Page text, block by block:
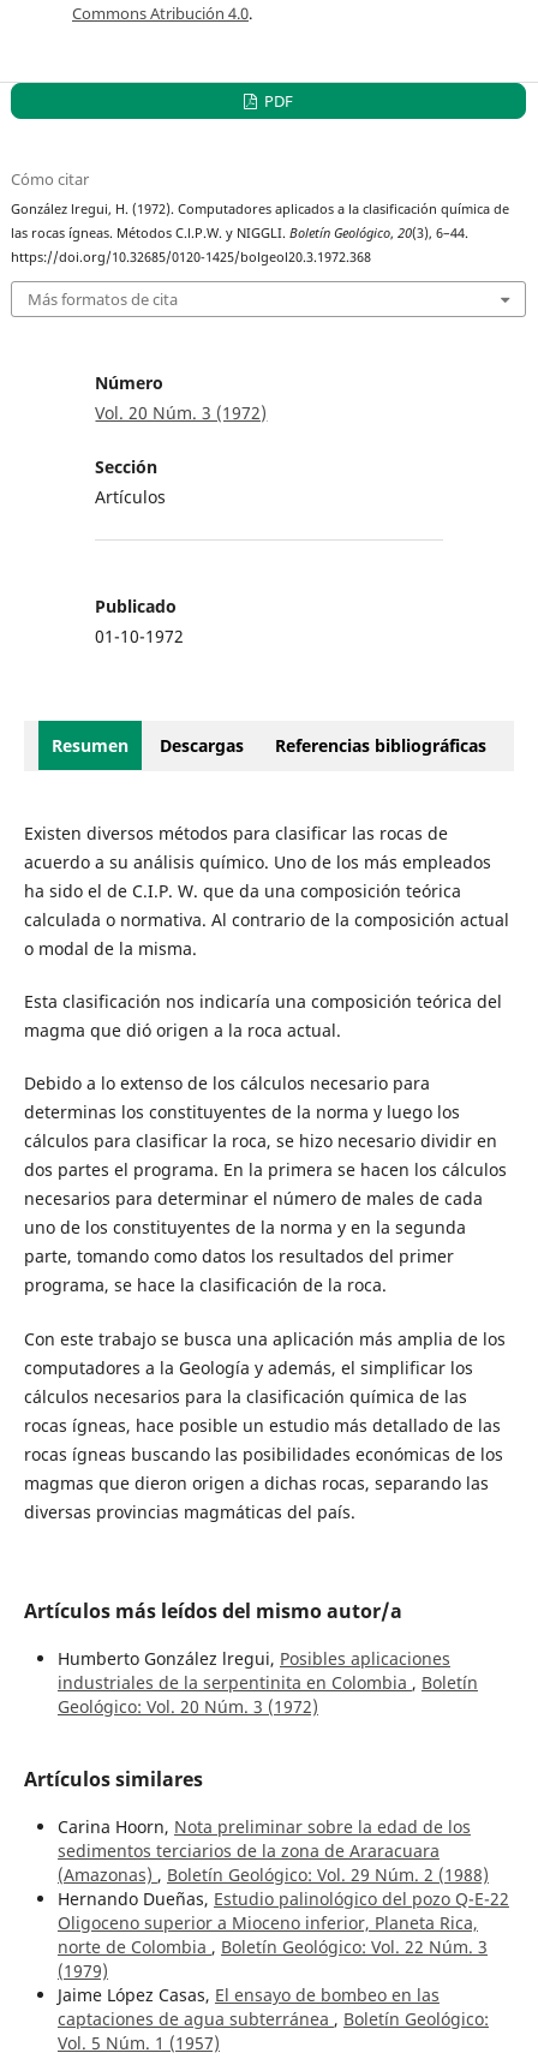
Commons Atribución 4.0.
PDF
Cómo citar
González lregui, H. (1972). Computadores aplicados a la clasificación química de
las rocas ígneas. Métodos C.l.P.W. y NIGGLI.Boletín Geológico,20(3), 6–44.
https://doi.org/10.32685/0120-1425/bolgeol20.3.1972.368
Más formatos de cita
Número
Vol. 20 Núm. 3 (1972)
Sección
Artículos
Publicado
01-10-1972
Resumen Descargas Referencias bibliográficas
Existen diversos métodos para clasificar las rocas de
acuerdo a su análisis químico. Uno de los más empleados
ha sido el de C.I.P. W. que da una composición teórica
calculada o normativa. Al contrario de la composición actual
o modal de la misma.
Esta clasificación nos indicaría una composición teórica del
magma que dió origen a la roca actual.
Debido a lo extenso de los cálculos necesario para
determinas los constituyentes de la norma y luego los
cálculos para clasificar la roca, se hizo necesario dividir en
dos partes el programa. En la primera se hacen los cálculos
necesarios para determinar el número de males de cada
uno de los constituyentes de la norma y en la segunda
parte, tomando como datos los resultados del primer
programa, se hace la clasificación de la roca.
Con este trabajo se busca una aplicación más amplia de los
computadores a la Geología y además, el simplificar los
cálculos necesarios para la clasificación química de las
rocas ígneas, hace posible un estudio más detallado de las
rocas ígneas buscando las posibilidades económicas de los
magmas que dieron origen a dichas rocas, separando las
diversas provincias magmáticas del país.
Artículos más leídos del mismo autor/a
Humberto González lregui, Posibles aplicaciones
industriales de la serpentinita en Colombia , Boletín
Geológico: Vol. 20 Núm. 3 (1972)
Artículos similares
Carina Hoorn, Nota preliminar sobre la edad de los
sedimentos terciarios de la zona de Araracuara
(Amazonas) , Boletín Geológico: Vol. 29 Núm. 2 (1988)
Hernando Dueñas, Estudio palinológico del pozo Q-E-22
Oligoceno superior a Mioceno inferior, Planeta Rica,
norte de Colombia , Boletín Geológico: Vol. 22 Núm. 3
(1979)
Jaime López Casas, El ensayo de bombeo en las
captaciones de agua subterránea , Boletín Geológico:
Vol. 5 Núm. 1 (1957)